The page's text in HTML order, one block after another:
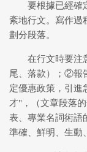
要根據已經確
紊地行文。寫作過
劃分段落。
在行文時要注
尾、落款）；②報
定優惠政策，引進
才"，（文章段落
表、專業名詞術語
準確、鮮明、生動